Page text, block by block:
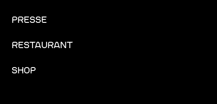
PRESSE
RESTAURANT
SHOP